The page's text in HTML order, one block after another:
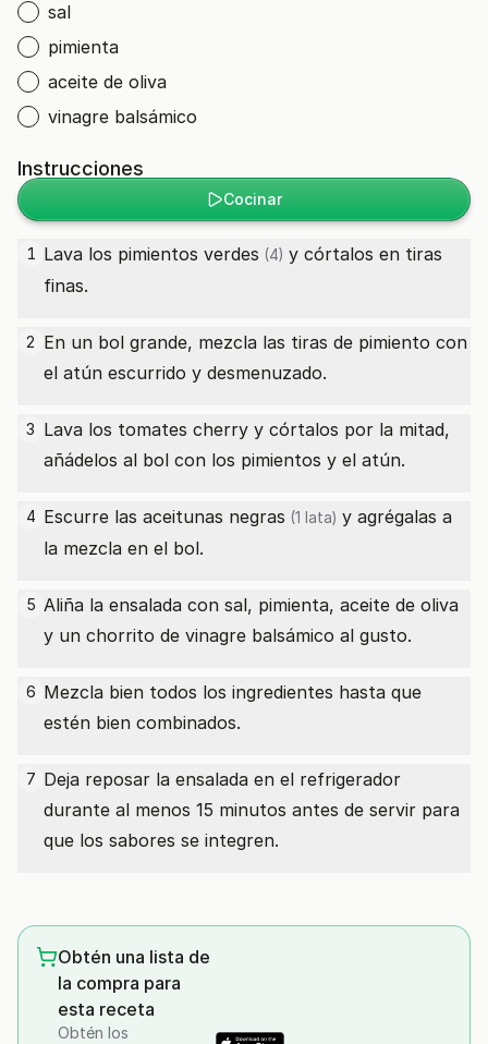
sal
pimienta
aceite de oliva
vinagre balsámico
Instrucciones
Cocinar
1 Lava los pimientos verdes (4) y córtalos en tiras
finas.
2 En un bol grande, mezcla las tiras de pimiento con
el atún escurrido y desmenuzado.
3 Lava los tomates cherry y córtalos por la mitad,
añádelos al bol con los pimientos y el atún.
4 Escurre las aceitunas negras (1 lata) y agrégalas a
la mezcla en el bol.
5 Aliña la ensalada con sal, pimienta, aceite de oliva
y un chorrito de vinagre balsámico al gusto.
6 Mezcla bien todos los ingredientes hasta que
estén bien combinados.
7 Deja reposar la ensalada en el refrigerador
durante al menos 15 minutos antes de servir para
que los sabores se integren.
Obtén una lista de
la compra para
esta receta
Obtén los